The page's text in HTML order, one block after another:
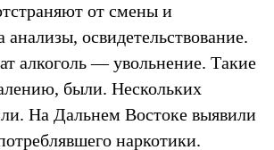
от смены и
анализы, освидетельствование.
алкоголь — увольнение. Такие
были. Нескольких
На Дальнем Востоке выявили
наркотики.